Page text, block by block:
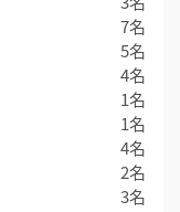
7名
5名
4名
1名
1名
4名
2名
3名